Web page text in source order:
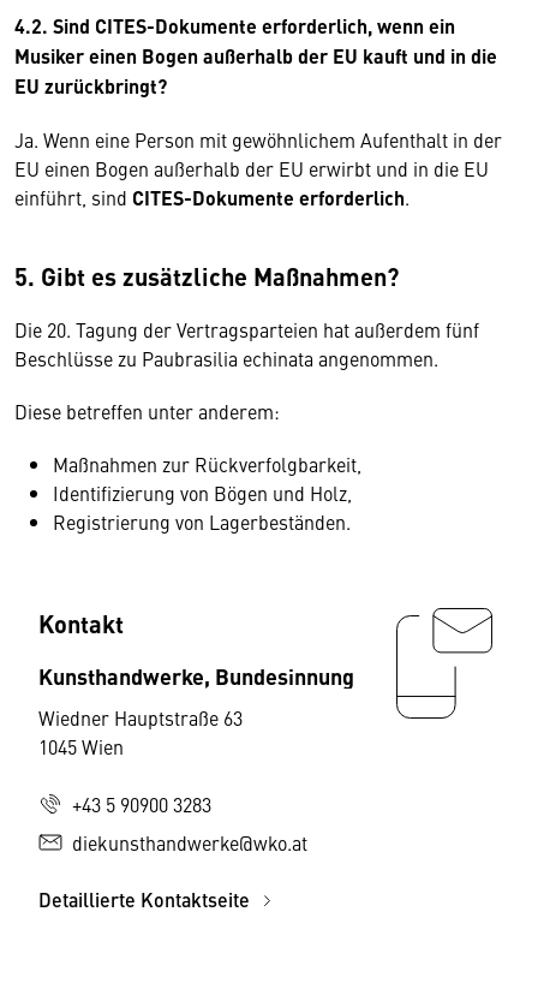
4.2. Sind CITES-Dokumente erforderlich, wenn ein
Musiker einen Bogen außerhalb der EU kauft und in die
EU zurückbringt?
Ja. Wenn eine Person mit gewöhnlichem Aufenthalt in der
EU einen Bogen außerhalb der EU erwirbt und in die EU
einführt, sind CITES-Dokumente erforderlich.
5. Gibt es zusätzliche Maßnahmen?
Die 20. Tagung der Vertragsparteien hat außerdem fünf
Beschlüsse zu Paubrasilia echinata angenommen.
Diese betreffen unter anderem:
Maßnahmen zur Rückverfolgbarkeit,
Identifizierung von Bögen und Holz,
Registrierung von Lagerbeständen.
Kontakt
Kunsthandwerke, Bundesinnung
Wiedner Hauptstraße 63
1045 Wien
+43 5 90900 3283
diekunsthandwerke@wko.at
Detaillierte Kontaktseite